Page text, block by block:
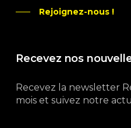
Rejoignez-nous !
Recevez nos
Recevez la newsletter
mois et suivez notre